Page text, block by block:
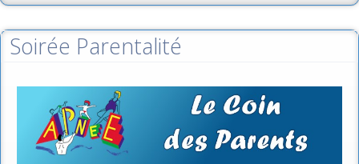
Soirée Parentalité